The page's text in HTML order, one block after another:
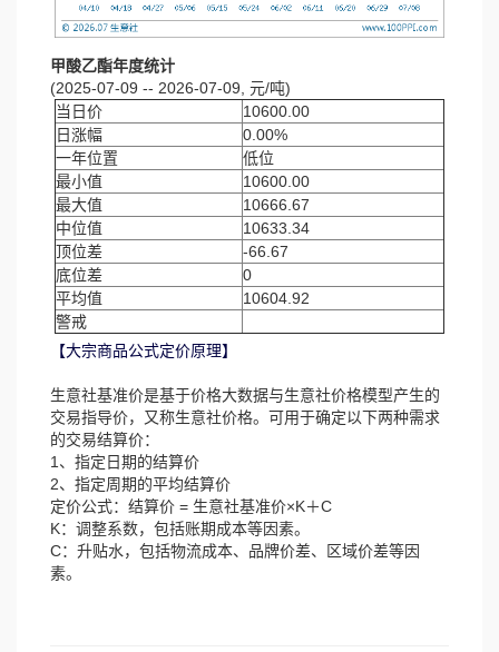
甲酸乙酯年度统计
(2025-07-09 -- 2026-07-09, 元/吨)
当日价
10600.00
日涨幅
0.00%
一年位置
低位
最小值
10600.00
最大值
10666.67
中位值
10633.34
顶位差
-66.67
底位差
0
平均值
10604.92
警戒
【大宗商品公式定价原理】
生意社基准价是基于价格大数据与生意社价格模型产生的
交易指导价，又称生意社价格。可用于确定以下两种需求
的交易结算价：
1、指定日期的结算价
2、指定周期的平均结算价
定价公式：结算价 = 生意社基准价×K＋C
K：调整系数，包括账期成本等因素。
C：升贴水，包括物流成本、品牌价差、区域价差等因
素。